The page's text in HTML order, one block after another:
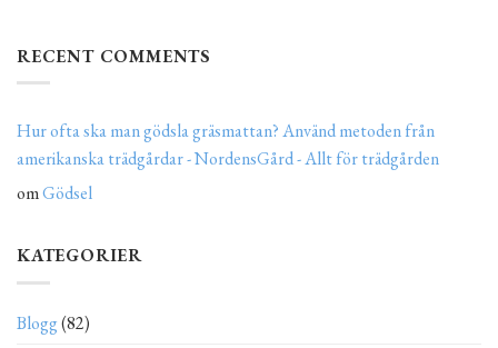
RECENT COMMENTS
Hur ofta ska man gödsla gräsmattan? Använd metoden från
amerikanska trädgårdar - NordensGård - Allt för trädgården
omGödsel
KATEGORIER
Blogg(82)